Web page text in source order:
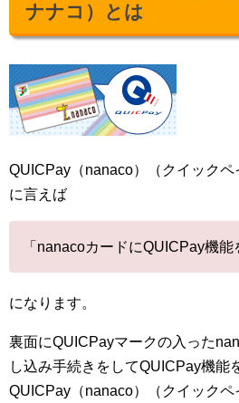
ナナコ）とは
QUICPay（nanaco）（クイック
に言えば
「nanacoカードにQUICPay機能
になります。
裏面にQUICPayマークの入った
し込み手続きをしてQUICPay機能
QUICPay（nanaco）（クイックペ